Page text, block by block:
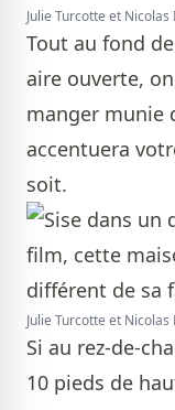
Julie Turcotte et
Tout au fond
aire ouverte,
manger munie
accentuera
soit.
Julie Turcotte et
Si au rez-de-
10 pieds de